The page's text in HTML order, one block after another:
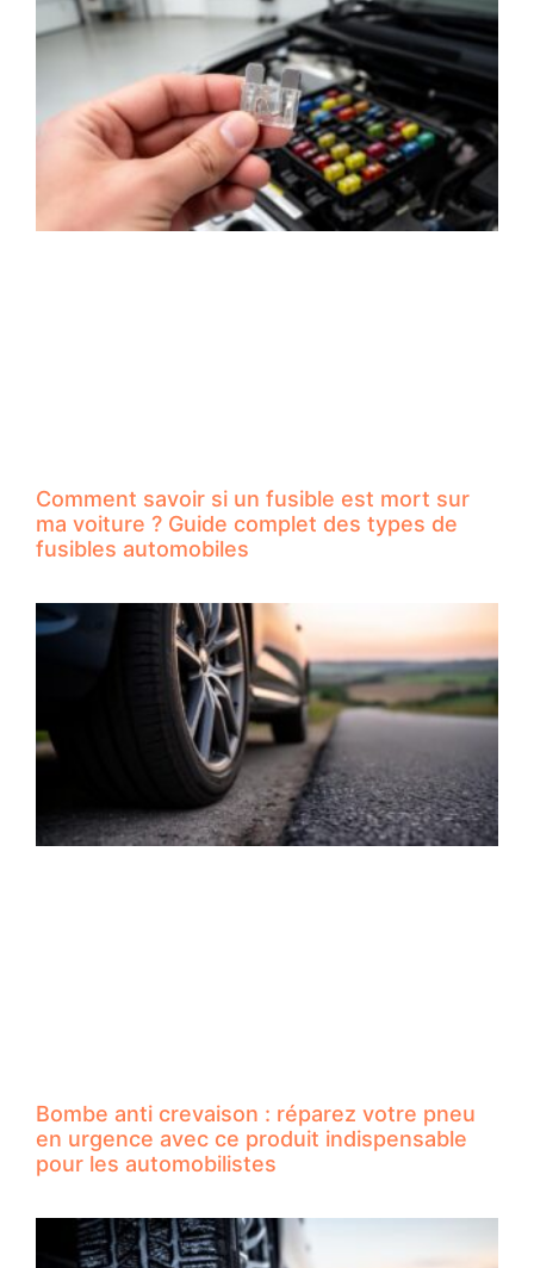
Comment savoir si un fusible est mort sur
ma voiture ? Guide complet des types de
fusibles automobiles
Bombe anti crevaison : réparez votre pneu
en urgence avec ce produit indispensable
pour les automobilistes